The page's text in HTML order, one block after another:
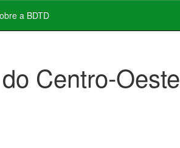
a BDTD
Centro-Oeste